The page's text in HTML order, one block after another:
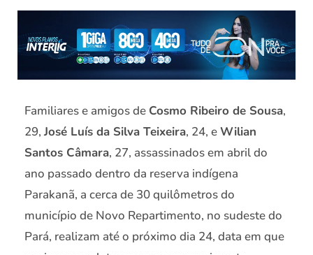
Familiares e amigos de Cosmo Ribeiro de Sousa,
29,José Luís da Silva Teixeira, 24, eWilian
Santos Câmara, 27, assassinados em abril do
ano passado dentro da reserva indígena
Parakanã, a cerca de 30 quilômetros do
município de Novo Repartimento, no sudeste do
Pará, realizam até o próximo dia 24, data em que